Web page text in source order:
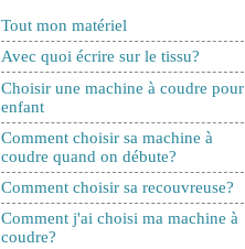
Tout mon matériel
Avec quoi écrire sur le tissu?
Choisir une machine à coudre pour
enfant
Comment choisir sa machine à
coudre quand on débute?
Comment choisir sa recouvreuse?
Comment j'ai choisi ma machine à
coudre?